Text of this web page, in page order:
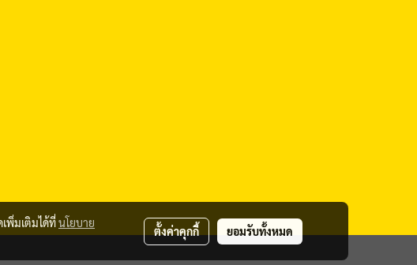
พิ่มเติมได้ที่นโยบาย
ตั้งค่าคุกกี้ ยอมรับทั้งหมด